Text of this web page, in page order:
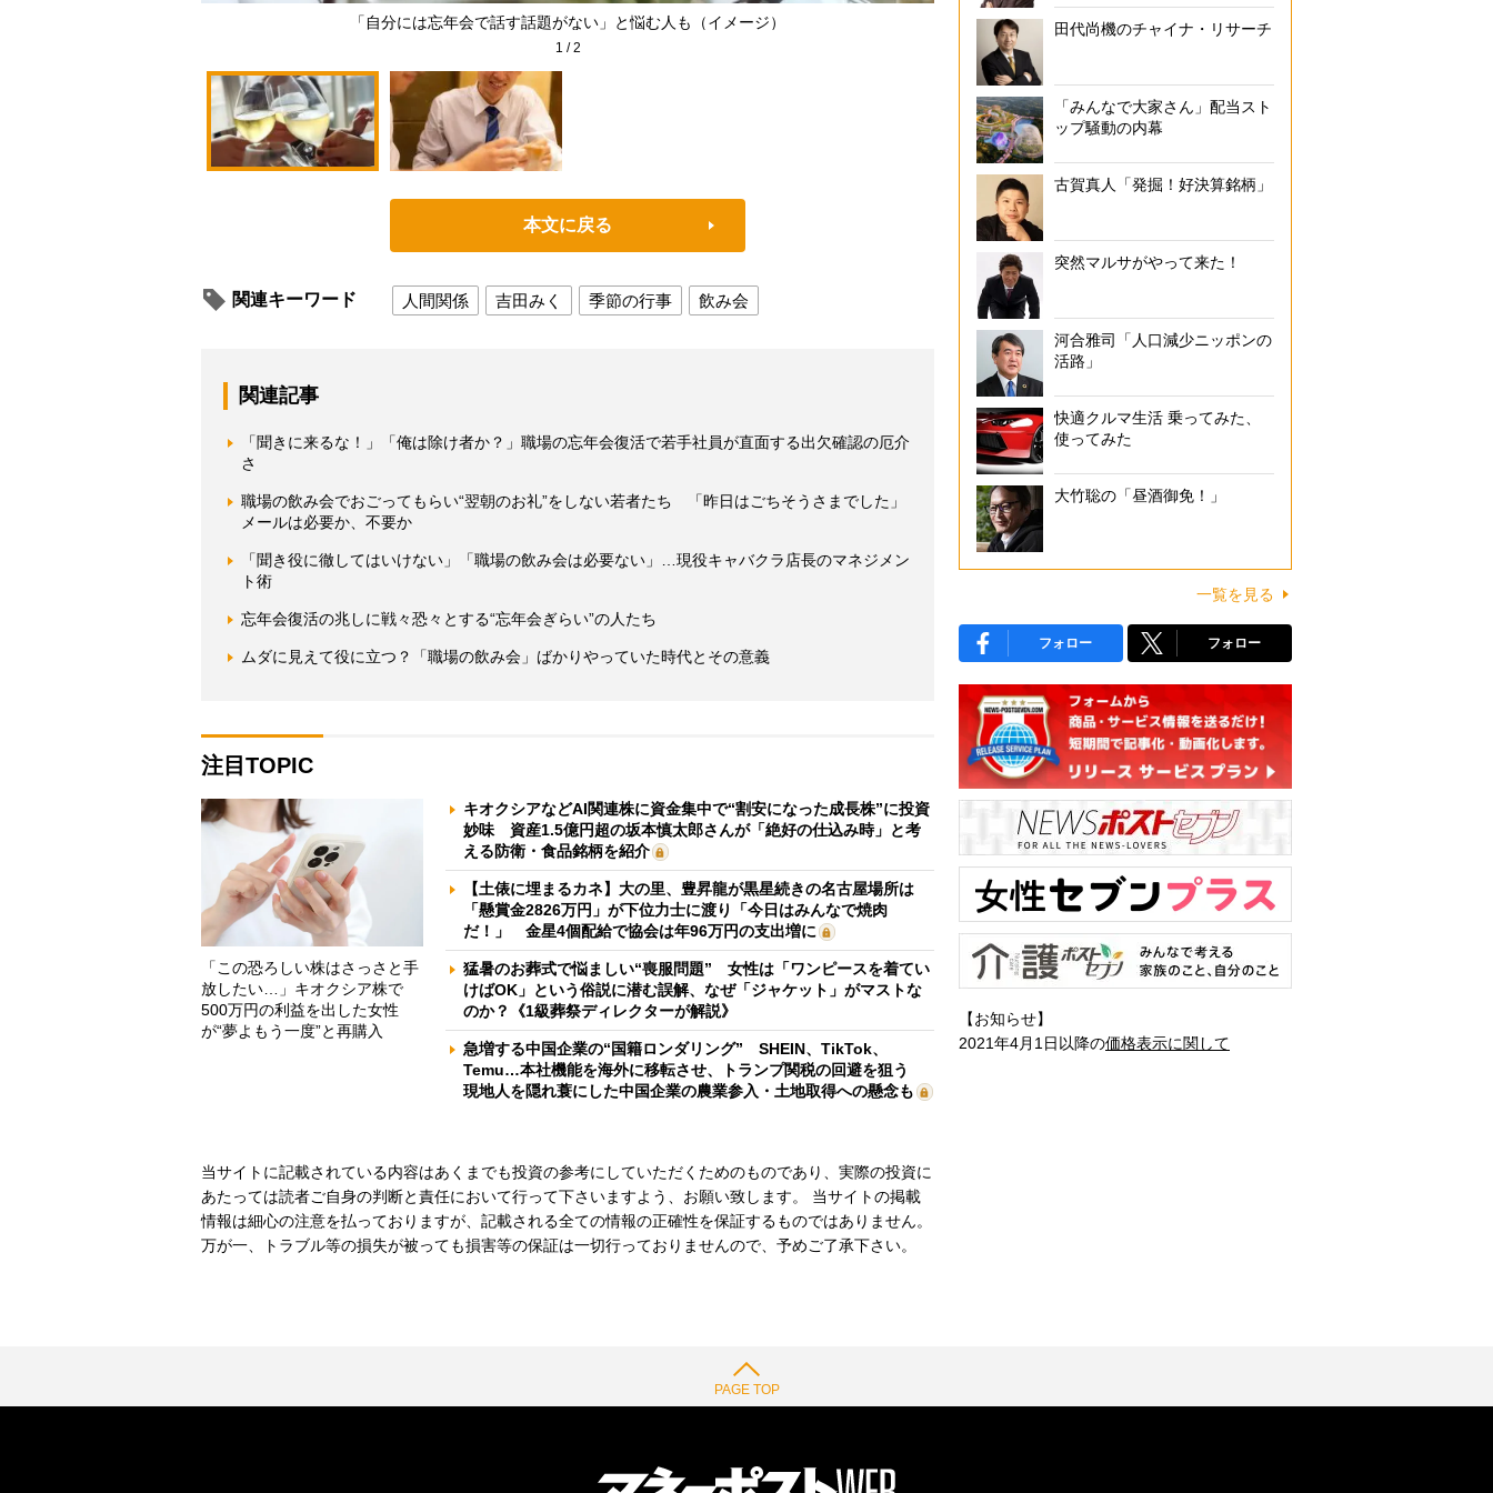
「自分には忘年会で話す話題がない」と悩む人も（イメージ） 「大人になってからの飲み会は気を遣うことが増えた」との意見も
1 /2
本文に戻る
関連キーワード 人間関係 吉田みく 季節の行事 飲み会
関連記事
「聞きに来るな！」「俺は除け者か？」職場の忘年会復活で若手社員が直面する出欠確認の厄介
さ
職場の飲み会でおごってもらい“翌朝のお礼”をしない若者たち 「昨日はごちそうさまでした」
メールは必要か、不要か
「聞き役に徹してはいけない」「職場の飲み会は必要ない」…現役キャバクラ店長のマネジメン
ト術
忘年会復活の兆しに戦々恐々とする“忘年会ぎらい”の人たち
ムダに見えて役に立つ？「職場の飲み会」ばかりやっていた時代とその意義
注目TOPIC
「この恐ろしい株はさっさと手
放したい…」キオクシア株で
500万円の利益を出した女性
が“夢よもう一度”と再購入
キオクシアなどAI関連株に資金集中で“割安になった成長株”に投資
妙味 資産1.5億円超の坂本慎太郎さんが「絶好の仕込み時」と考
える防衛・食品銘柄を紹介
【土俵に埋まるカネ】大の里、豊昇龍が黒星続きの名古屋場所は
「懸賞金2826万円」が下位力士に渡り「今日はみんなで焼肉
だ！」 金星4個配給で協会は年96万円の支出増に
猛暑のお葬式で悩ましい“喪服問題” 女性は「ワンピースを着てい
けばOK」という俗説に潜む誤解、なぜ「ジャケット」がマストな
のか？《1級葬祭ディレクターが解説》
急増する中国企業の“国籍ロンダリング” SHEIN、TikTok、
Temu…本社機能を海外に移転させ、トランプ関税の回避を狙う
現地人を隠れ蓑にした中国企業の農業参入・土地取得への懸念も
当サイトに記載されている内容はあくまでも投資の参考にしていただくためのものであり、実際の投資に
あたっては読者ご自身の判断と責任において行って下さいますよう、お願い致します。 当サイトの掲載
情報は細心の注意を払っておりますが、記載される全ての情報の正確性を保証するものではありません。
万が一、トラブル等の損失が被っても損害等の保証は一切行っておりませんので、予めご了承下さい。
田代尚機のチャイナ・リサーチ
「みんなで大家さん」配当スト
ップ騒動の内幕
古賀真人「発掘！好決算銘柄」
突然マルサがやって来た！
河合雅司「人口減少ニッポンの
活路」
快適クルマ生活 乗ってみた、
使ってみた
大竹聡の「昼酒御免！」
一覧を見る
フォロー フォロー
【お知らせ】
2021年4月1日以降の価格表示に関して
PAGE TOP